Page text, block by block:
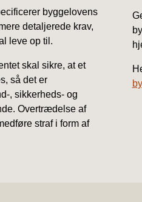
byggelovens
detaljerede krav,
leve op til.
skal sikre, at et
så det er
, sikkerheds- og
Overtrædelse af
straf i form af